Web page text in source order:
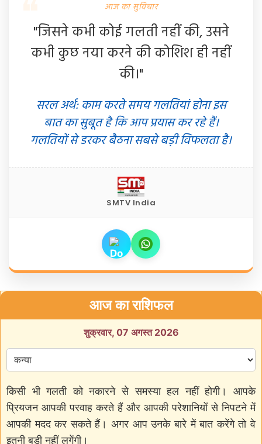
आज का सुविचार
"जिसने कभी कोई गलती नहीं की, उसने
कभी कुछ नया करने की कोशिश ही नहीं
की।"
सरल अर्थ: काम करते समय गलतियां होना इस
बात का सुबूत है कि आप प्रयास कर रहे हैं।
गलतियों से डरकर बैठना सबसे बड़ी विफलता है।
SMTV India
आज का राशिफल
शुक्रवार, 07 अगस्त 2026
किसी भी गलती को नकारने से समस्या हल नहीं होगी। आपके
प्रियजन आपकी परवाह करते हैं और आपकी परेशानियों से निपटने में
आपकी मदद कर सकते हैं। अगर आप उनके बारे में बात करेंगे तो वे
इतनी बड़ी नहीं लगेंगी।